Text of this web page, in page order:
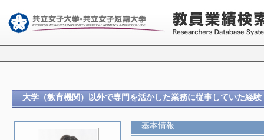
大学（教育機関）以外で専門を活かした業務に従事していた経
基本情報